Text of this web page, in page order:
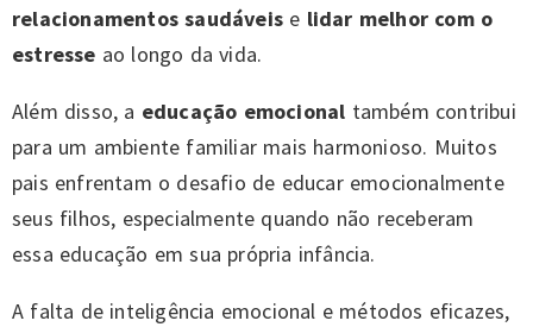
relacionamentos saudáveis e lidar melhor com o
estresse ao longo da vida.
Além disso, a educação emocional também contribui
para um ambiente familiar mais harmonioso. Muitos
pais enfrentam o desafio de educar emocionalmente
seus filhos, especialmente quando não receberam
essa educação em sua própria infância.
A falta de inteligência emocional e métodos eficazes,